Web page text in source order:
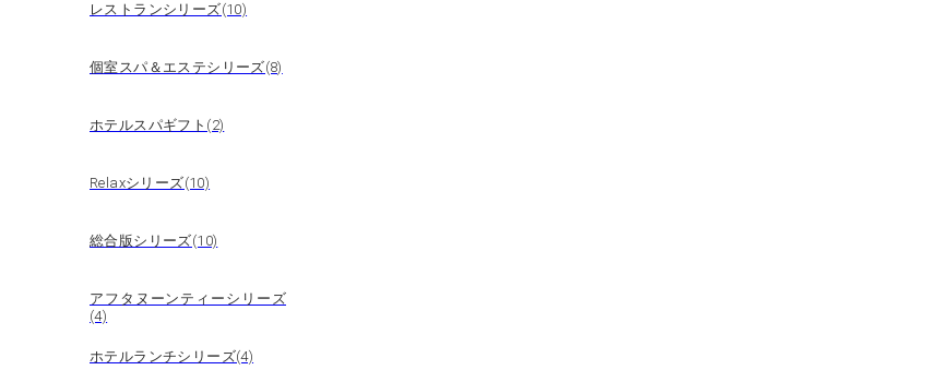
レストランシリーズ(10)
個室スパ＆エステシリーズ(8)
ホテルスパギフト(2)
Relaxシリーズ(10)
総合版シリーズ(10)
アフタヌーンティーシリーズ
(4)
ホテルランチシリーズ(4)